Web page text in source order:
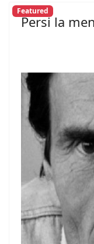
Featured
Persi la